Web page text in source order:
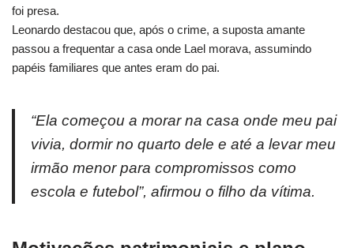
foi presa.
Leonardo destacou que, após o crime, a suposta amante
passou a frequentar a casa onde Lael morava, assumindo
papéis familiares que antes eram do pai.
“Ela começou a morar na casa onde meu pai
vivia, dormir no quarto dele e até a levar meu
irmão menor para compromissos como
escola e futebol”, afirmou o filho da vítima.